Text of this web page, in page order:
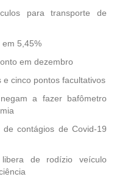
para transporte de
em 5,45%
em dezembro
cinco pontos facultativos
a fazer bafômetro
contágios de Covid-19
de rodízio veículo